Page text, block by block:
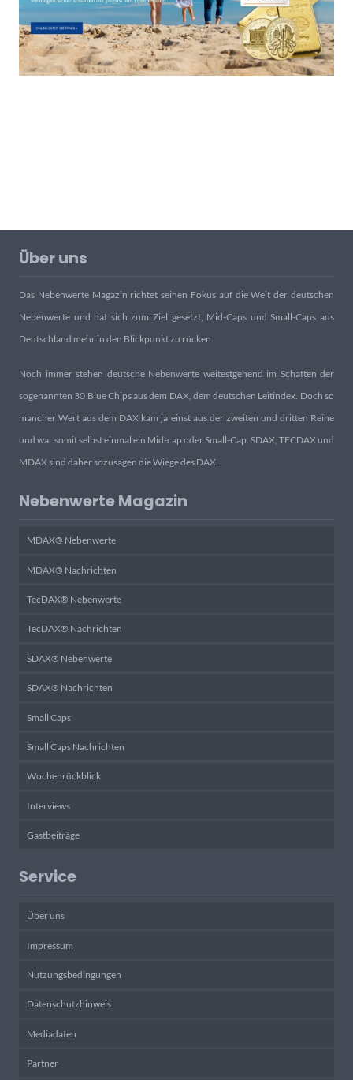
Über uns
Das Nebenwerte Magazin richtet seinen Fokus auf die Welt der deutschen
Nebenwerte und hat sich zum Ziel gesetzt, Mid-Caps und Small-Caps aus
Deutschland mehr in den Blickpunkt zu rücken.
Noch immer stehen deutsche Nebenwerte weitestgehend im Schatten der
sogenannten 30 Blue Chips aus dem DAX, dem deutschen Leitindex. Doch so
mancher Wert aus dem DAX kam ja einst aus der zweiten und dritten Reihe
und war somit selbst einmal ein Mid-cap oder Small-Cap. SDAX, TECDAX und
MDAX sind daher sozusagen die Wiege des DAX.
Nebenwerte Magazin
MDAX® Nebenwerte
MDAX® Nachrichten
TecDAX® Nebenwerte
TecDAX® Nachrichten
SDAX® Nebenwerte
SDAX® Nachrichten
Small Caps
Small Caps Nachrichten
Wochenrückblick
Interviews
Gastbeiträge
Service
Über uns
Impressum
Nutzungsbedingungen
Datenschutzhinweis
Mediadaten
Partner